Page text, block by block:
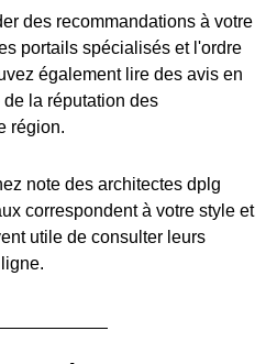
des recommandations à votre
portails spécialisés et l'ordre
également lire des avis en
la réputation des
région.
note des architectes dplg
correspondent à votre style et
utile de consulter leurs